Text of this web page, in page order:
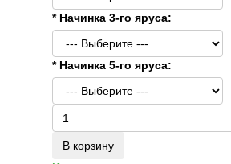
* Начинка 3-го яруса:
* Начинка 5-го яруса:
В корзину